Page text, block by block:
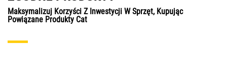
Maksymalizuj Korzyści Z Inwestycji W Sprzęt, Kupując
Powiązane Produkty Cat